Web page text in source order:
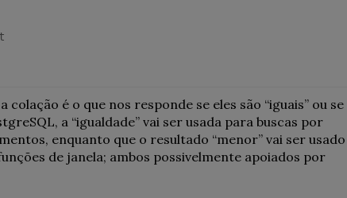
é o que nos responde se eles são “iguais” ou se
a “igualdade” vai ser usada para buscas por
enquanto que o resultado “menor” vai ser usado
de janela; ambos possivelmente apoiados por